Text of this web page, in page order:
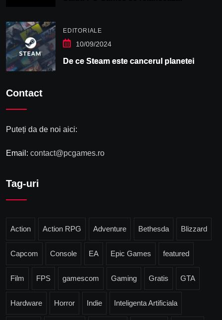
EDITORIALE
10/09/2024
De ce Steam este cancerul planetei
Contact
Puteți da de noi aici:
Email: contact@pcgames.ro
Tag-uri
Action Action RPG Adventure Bethesda Blizzard
Capcom Console EA Epic Games featured
Film FPS gamescom Gaming Gratis GTA
Hardware Horror Indie Inteligenta Artificiala